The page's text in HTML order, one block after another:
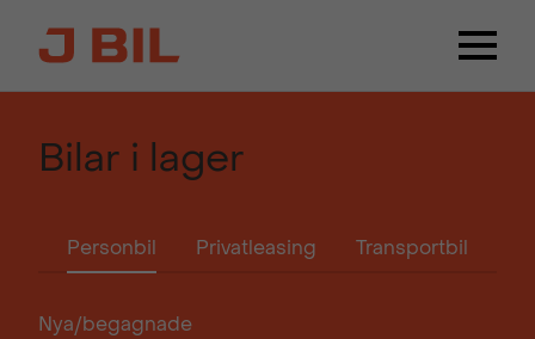
Bilar i lager
Personbil Privatleasing Transportbil
Nya/begagnade